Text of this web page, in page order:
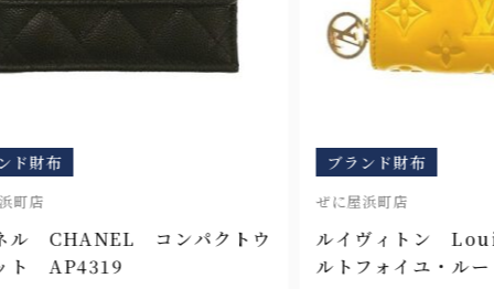
ウ
ルイヴィトン Louis Vuitton ポ
ルトフォイユ・ルー M13792
ル
ポ